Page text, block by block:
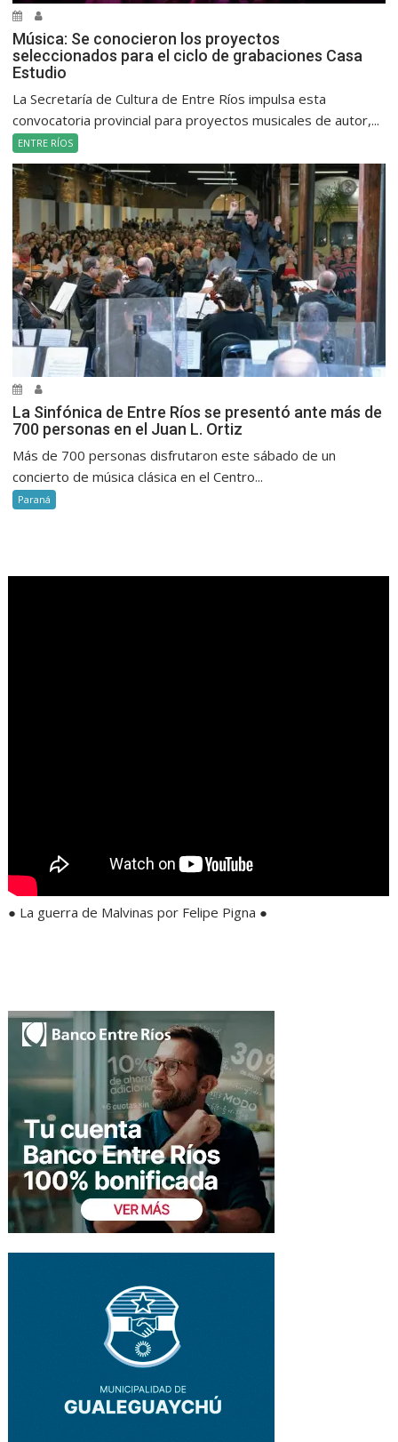
Música: Se conocieron los proyectos
seleccionados para el ciclo de grabaciones Casa
Estudio
La Secretaría de Cultura de Entre Ríos impulsa esta
convocatoria provincial para proyectos musicales de autor,...
ENTRE RÍOS
La Sinfónica de Entre Ríos se presentó ante más de
700 personas en el Juan L. Ortiz
Más de 700 personas disfrutaron este sábado de un
concierto de música clásica en el Centro...
Paraná
● La guerra de Malvinas por Felipe Pigna ●